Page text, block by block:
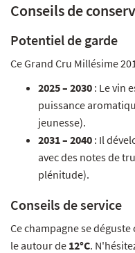
Conseils de
Potentiel de garde
Ce Grand Cru Millésime
2025 – 2030 : Le vin
puissance
jeunesse).
2031 – 2040 : Il
avec des notes de
plénitude).
Conseils de service
Ce champagne se
le autour de 12°C.